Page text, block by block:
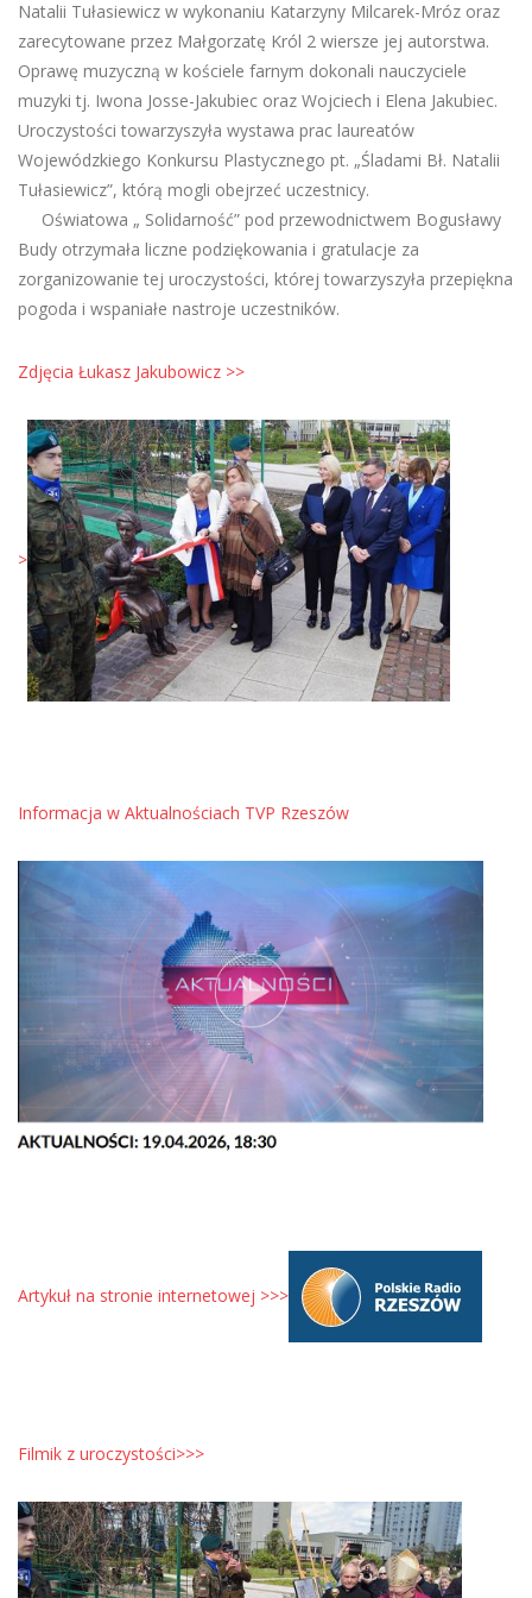
Natalii Tułasiewicz w wykonaniu Katarzyny Milcarek-Mróz oraz
zarecytowane przez Małgorzatę Król 2 wiersze jej autorstwa.
Oprawę muzyczną w kościele farnym dokonali nauczyciele
muzyki tj. Iwona Josse-Jakubiec oraz Wojciech i Elena Jakubiec.
Uroczystości towarzyszyła wystawa prac laureatów
Wojewódzkiego Konkursu Plastycznego pt. „Śladami Bł. Natalii
Tułasiewicz”, którą mogli obejrzeć uczestnicy.
Oświatowa „ Solidarność” pod przewodnictwem Bogusławy
Budy otrzymała liczne podziękowania i gratulacje za
zorganizowanie tej uroczystości, której towarzyszyła przepiękna
pogoda i wspaniałe nastroje uczestników.
Zdjęcia Łukasz Jakubowicz >>
>
Informacja w Aktualnościach TVP Rzeszów
Artykuł na stronie internetowej >>>
Filmik z uroczystości>>>